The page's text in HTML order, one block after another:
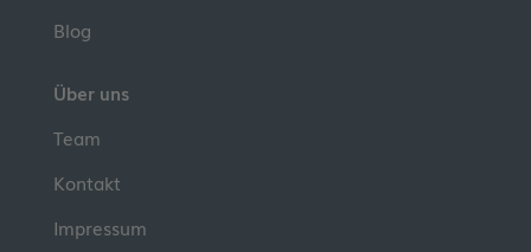
Blog
Über uns
Team
Kontakt
Impressum